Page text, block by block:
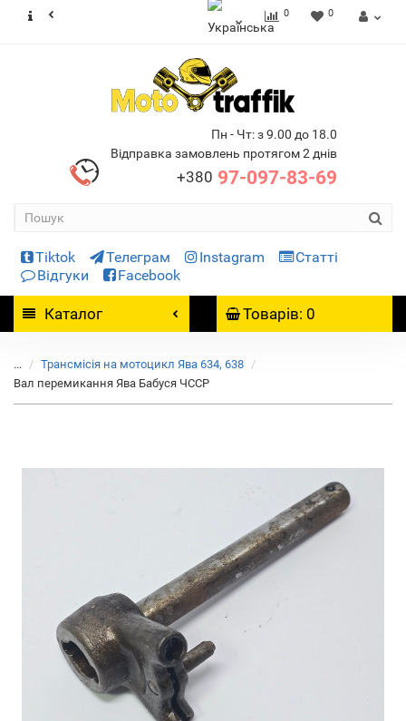
0 0
Пн - Чт: з 9.00 до 18.0
Відправка замовлень протягом 2 днів
+380 97-097-83-69
Tiktok Телеграм Instagram
Статті
Відгуки
Facebook
Каталог Товарів: 0
...
Трансмісія на мотоцикл Ява 634, 638
Вал перемикання Ява Бабуся ЧССР